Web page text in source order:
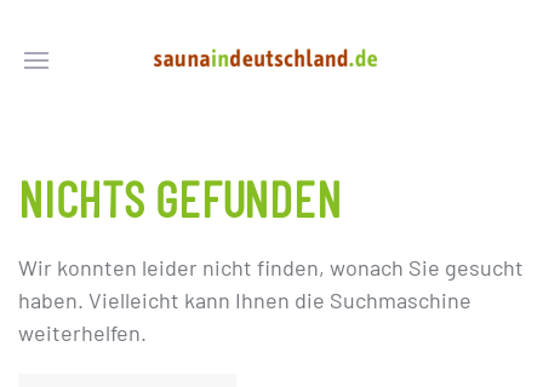
NICHTS GEFUNDEN
Wir konnten leider nicht finden, wonach Sie gesucht
haben. Vielleicht kann Ihnen die Suchmaschine
weiterhelfen.